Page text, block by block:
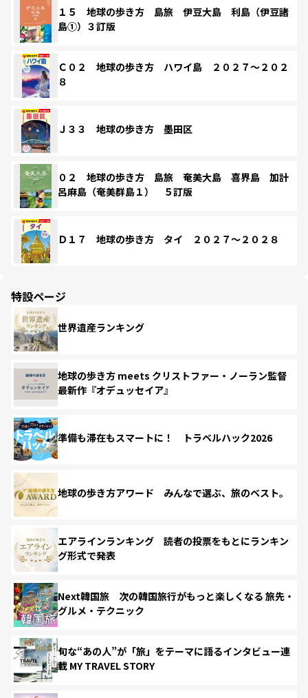
１５ 地球の歩き方 島旅 伊豆大島 利島（伊豆諸
島①）３訂版
Ｃ０２ 地球の歩き方 ハワイ島 ２０２７～２０２
８
Ｊ３３ 地球の歩き方 墨田区
０２ 地球の歩き方 島旅 奄美大島 喜界島 加計
呂麻島（奄美群島１） ５訂版
Ｄ１７ 地球の歩き方 タイ ２０２７～２０２８
特設ページ
世界遺産ランキング
地球の歩き方 meets クリストファー・ノーラン監督
最新作『オデュッセイア』
準備も滞在もスマートに！ トラベルハック2026
地球の歩き方アワード みんなで選ぶ、旅のベスト。
エアラインランキング 読者の投票をもとにランキン
グ形式で発表
Next韓国旅 次の韓国旅行がもっと楽しくなる 旅先・
グルメ・テクニック
旬な“あの人”が「旅」をテーマに語るインタビュー連
載 MY TRAVEL STORY